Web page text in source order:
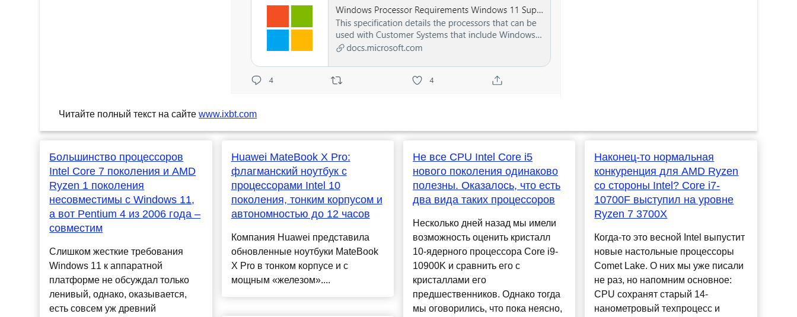
Читайте полный текст на сайтеwww.ixbt.com
Большинство процессоров
Intel Core 7 поколения и AMD
Ryzen 1 поколения
несовместимы c Windows 11,
а вот Pentium 4 из 2006 года –
совместим
Слишком жесткие требования
Windows 11 к аппаратной
платформе не обсуждал только
ленивый, однако, оказывается,
есть совсем уж древний
Huawei MateBook X Pro:
флагманский ноутбук с
процессорами Intel 10
поколения, тонким корпусом и
автономностью до 12 часов
Компания Huawei представила
обновленные ноутбуки MateBook
X Pro в тонком корпусе и с
мощным «железом»....
Не все CPU Intel Core i5
нового поколения одинаково
полезны. Оказалось, что есть
два вида таких процессоров
Несколько дней назад мы имели
возможность оценить кристалл
10-ядерного процессора Core i9-
10900K и сравнить его с
кристаллами его
предшественников. Однако тогда
мы оговорились, что пока неясно,
Наконец-то нормальная
конкуренция для AMD Ryzen
со стороны Intel? Core i7-
10700F выступил на уровне
Ryzen 7 3700X
Когда-то это весной Intel выпустит
новые настольные процессоры
Comet Lake. О них мы уже писали
не раз, но напомним основное:
CPU сохранят старый 14-
нанометровый техпроцесс и